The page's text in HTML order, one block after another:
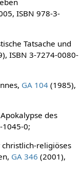
ISBN 978-3-
Tatsache und
ISBN 3-7274-0080-
GA 104(1985),
des
1045-0;
religiöses
GA 346 (2001),